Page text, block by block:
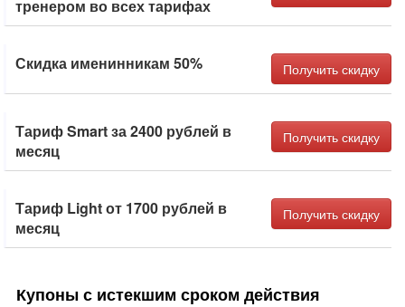
тренером во всех тарифах
Скидка именинникам 50% Получить скидку
Тариф Smart за 2400 рублей в
месяц
Получить скидку
Тариф Light от 1700 рублей в
месяц
Получить скидку
Купоны с истекшим сроком действия